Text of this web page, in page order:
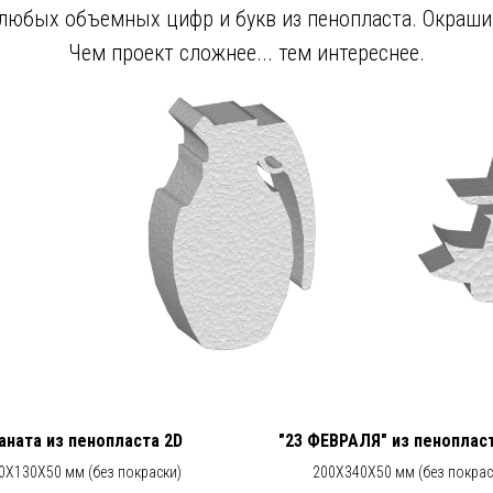
объемных цифр и букв из пенопласта.
Чем проект сложнее... тем интереснее.
из пенопласта 2D
мм (без покраски)
"23 ФЕВРАЛЯ" из
200Х340Х50 мм (без